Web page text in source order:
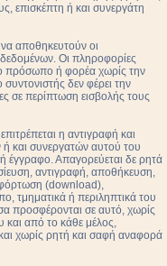
επισκέπτη ή και συνεργάτη
αποθηκευτούν οι
Οι πληροφορίες
πρόσωπο ή φορέα χωρίς την
δεν φέρει την
σε περίπτωση εισβολής τους
η αντιγραφή και
και συνεργατών αυτού του
έγγραφο. Απαγορεύεται δε ρητά
αντιγραφή, αποθήκευση,
(download),
τμηματικά ή περιληπτικά του
προσφέρονται σε αυτό, χωρίς
και από το κάθε μέλος,
χωρίς ρητή και σαφή αναφορά